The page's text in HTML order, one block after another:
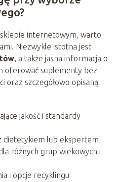
sklepie internetowym, warto
Niezwykle istotna jest
, a także jasna informacja o
oferować suplementy bez
oraz szczegółowo opisaną
jakość i standardy
dietetykiem lub ekspertem
różnych grup wiekowych i
i opcje recyklingu